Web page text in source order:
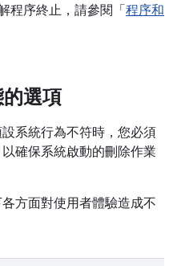
程序終止，請參閱「 程序和
選項
系統行為不符時，您必須
確保系統啟動的刪除作業
方面對使用者體驗造成不